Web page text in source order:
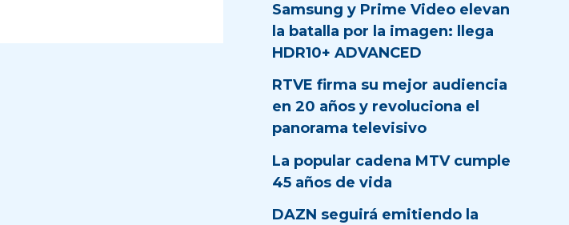
Samsung y Prime Video elevan
la batalla por la imagen: llega
HDR10+ ADVANCED
RTVE firma su mejor audiencia
en 20 años y revoluciona el
panorama televisivo
La popular cadena MTV cumple
45 años de vida
DAZN seguirá emitiendo la